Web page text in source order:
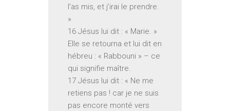
l’as mis, et j’irai le prendre.
»
16 Jésus lui dit : « Marie. »
Elle se retourna et lui dit en
hébreu : « Rabbouni » – ce
qui signifie maître.
17 Jésus lui dit : « Ne me
retiens pas ! car je ne suis
pas encore monté vers